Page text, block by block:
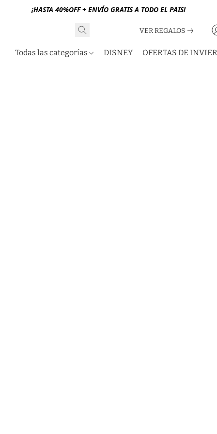
¡HASTA 40%OFF + ENVÍO GRATIS A TODO EL PAIS!
VER REGALOS
Todas las categorías DISNEY OFERTAS DE